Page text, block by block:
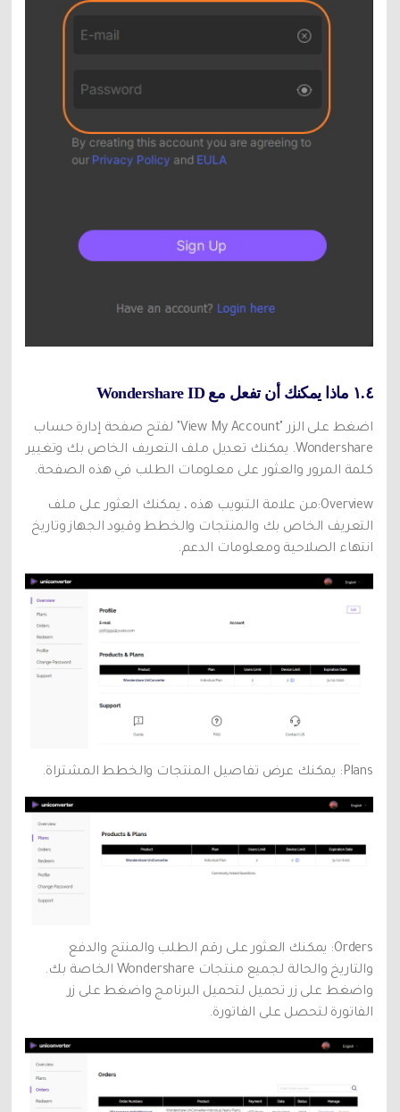
١.٤ ماذا يمكنك أن تفعل مع Wondershare ID
اضغط على الزر "View My Account" لفتح صفحة إدارة حساب
Wondershare. يمكنك تعديل ملف التعريف الخاص بك وتغيير
كلمة المرور والعثور على معلومات الطلب في هذه الصفحة.
Overview:من علامة التبويب هذه ، يمكنك العثور على ملف
التعريف الخاص بك والمنتجات والخطط وقيود الجهاز وتاريخ
انتهاء الصلاحية ومعلومات الدعم.
Plans: يمكنك عرض تفاصيل المنتجات والخطط المشتراة.
Orders: يمكنك العثور على رقم الطلب والمنتج والدفع
والتاريخ والحالة لجميع منتجات Wondershare الخاصة بك.
واضغط على زر تحميل لتحميل البرنامج واضغط على زر
الفاتورة لتحصل على الفاتورة.